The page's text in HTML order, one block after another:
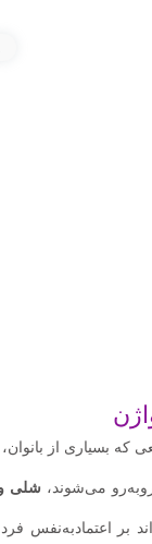
که بسیاری از
می‌شوند، شلی و
بر اعتمادبه‌نفس فرد